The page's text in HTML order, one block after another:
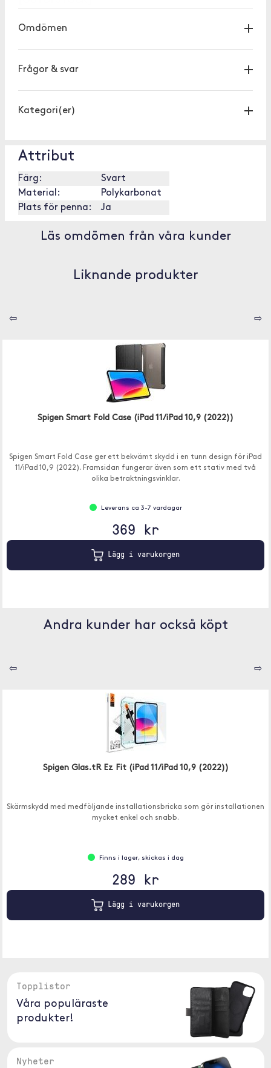
Omdömen
Frågor & svar
Kategori(er)
Attribut
Färg:
Svart
Material:
Polykarbonat
Plats för penna:
Ja
Läs omdömen från våra kunder
Liknande produkter
⇦ ⇨
Spigen Smart Fold Case (iPad 11/iPad 10,9 (2022))
Spigen Smart Fold Case ger ett bekvämt skydd i en tunn design för iPad
11/iPad 10,9 (2022). Framsidan fungerar även som ett stativ med två
olika betraktningsvinklar.
Leverans ca 3-7 vardagar
369 kr
Lägg i varukorgen
Andra kunder har också köpt
⇦ ⇨
Spigen Glas.tR Ez Fit (iPad 11/iPad 10,9 (2022))
Skärmskydd med medföljande installationsbricka som gör installationen
mycket enkel och snabb.
Finns i lager, skickas i dag
289 kr
Lägg i varukorgen
Topplistor
Våra populäraste
produkter!
Nyheter